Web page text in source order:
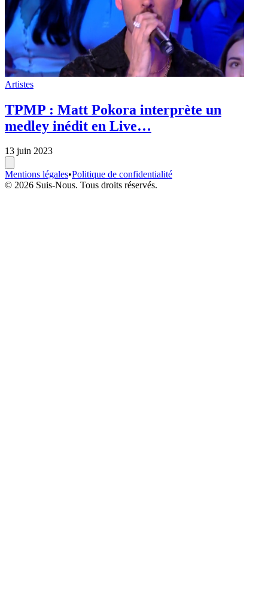
Artistes
TPMP : Matt Pokora interprète un
medley inédit en Live…
13 juin 2023
Mentions légales•Politique de confidentialité
© 2026 Suis-Nous. Tous droits réservés.